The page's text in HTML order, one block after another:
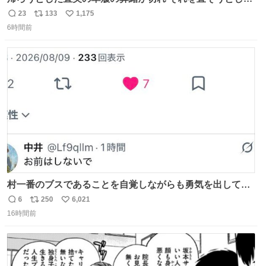
小川がさらに壊し…… 結果、直美をおんぶして送ることに
なりました。 👇鼻緒はいつも恋のキューピッド？
薫る 上坂樹里 甲斐翔真
返
信
23
リ
ト
133
い
数
1,175
6時間前
村一番のブスであることを自覚しながらも勇気を出して村
長の息子に恋文を書いたら翌日村の共用井戸に捨てられて
たときの顔になった
返
信
6
リ
ポ
ト
数
250
い
数
6,021
16時間前